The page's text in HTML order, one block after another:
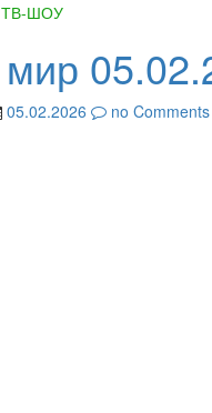
ТВ-ШОУ
мир
05.02.2026 no Comments